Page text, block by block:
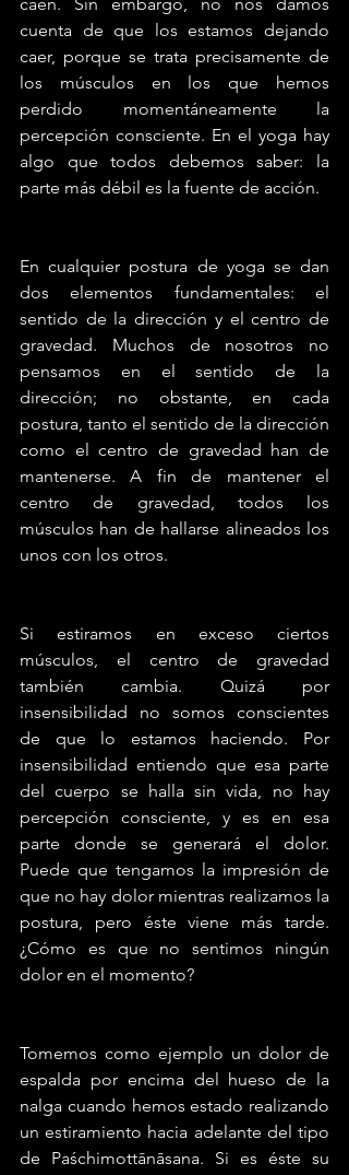
caen. Sin embargo, no nos damos
cuenta de que los estamos dejando
caer, porque se trata precisamente de
los músculos en los que hemos
perdido momentáneamente la
percepción consciente. En el yoga hay
algo que todos debemos saber: la
parte más débil es la fuente de acción.
En cualquier postura de yoga se dan
dos elementos fundamentales: el
sentido de la dirección y el centro de
gravedad. Muchos de nosotros no
pensamos en el sentido de la
dirección; no obstante, en cada
postura, tanto el sentido de la dirección
como el centro de gravedad han de
mantenerse. A fin de mantener el
centro de gravedad, todos los
músculos han de hallarse alineados los
unos con los otros.
Si estiramos en exceso ciertos
músculos, el centro de gravedad
también cambia. Quizá por
insensibilidad no somos conscientes
de que lo estamos haciendo. Por
insensibilidad entiendo que esa parte
del cuerpo se halla sin vida, no hay
percepción consciente, y es en esa
parte donde se generará el dolor.
Puede que tengamos la impresión de
que no hay dolor mientras realizamos la
postura, pero éste viene más tarde.
¿Cómo es que no sentimos ningún
dolor en el momento?
Tomemos como ejemplo un dolor de
espalda por encima del hueso de la
nalga cuando hemos estado realizando
un estiramiento hacia adelante del tipo
de Paśchimottānāsana. Si es éste su